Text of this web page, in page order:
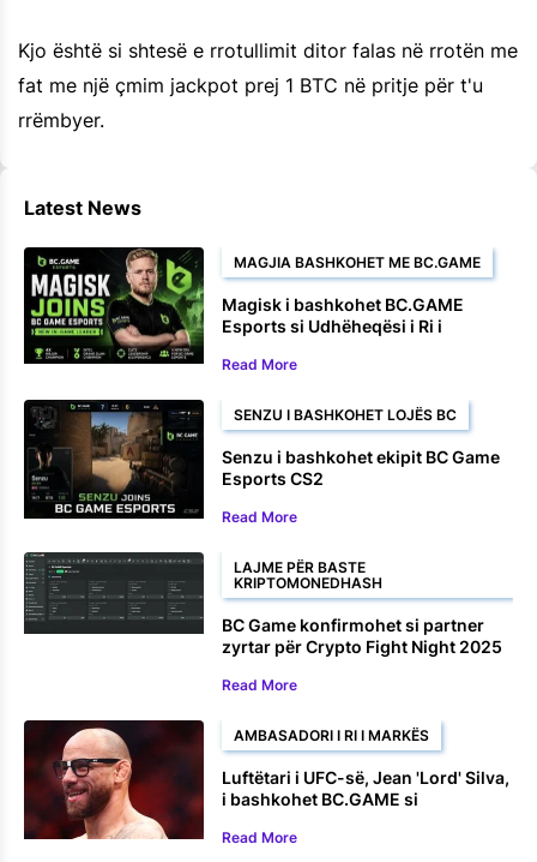
Kjo është si shtesë e rrotullimit ditor falas në rrotën me
fat me një çmim jackpot prej 1 BTC në pritje për t'u
rrëmbyer.
Latest News
MAGJIA BASHKOHET ME BC.GAME
Magisk i bashkohet BC.GAME
Esports si Udhëheqësi i Ri i
Read More
SENZU I BASHKOHET LOJËS BC
Senzu i bashkohet ekipit BC Game
Esports CS2
Read More
LAJME PËR BASTE
KRIPTOMONEDHASH
BC Game konfirmohet si partner
zyrtar për Crypto Fight Night 2025
Read More
AMBASADORI I RI I MARKËS
Luftëtari i UFC-së, Jean 'Lord' Silva,
i bashkohet BC.GAME si
Read More